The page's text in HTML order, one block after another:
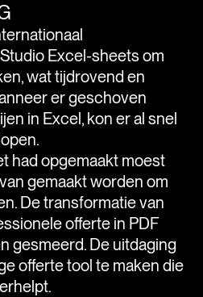
Excel-sheets om
wat tijdrovend en
er geschoven
in Excel, kon er al snel
had opgemaakt moest
gemaakt worden om
De transformatie van
offerte in PDF
gesmeerd. De uitdaging
offerte tool te maken die